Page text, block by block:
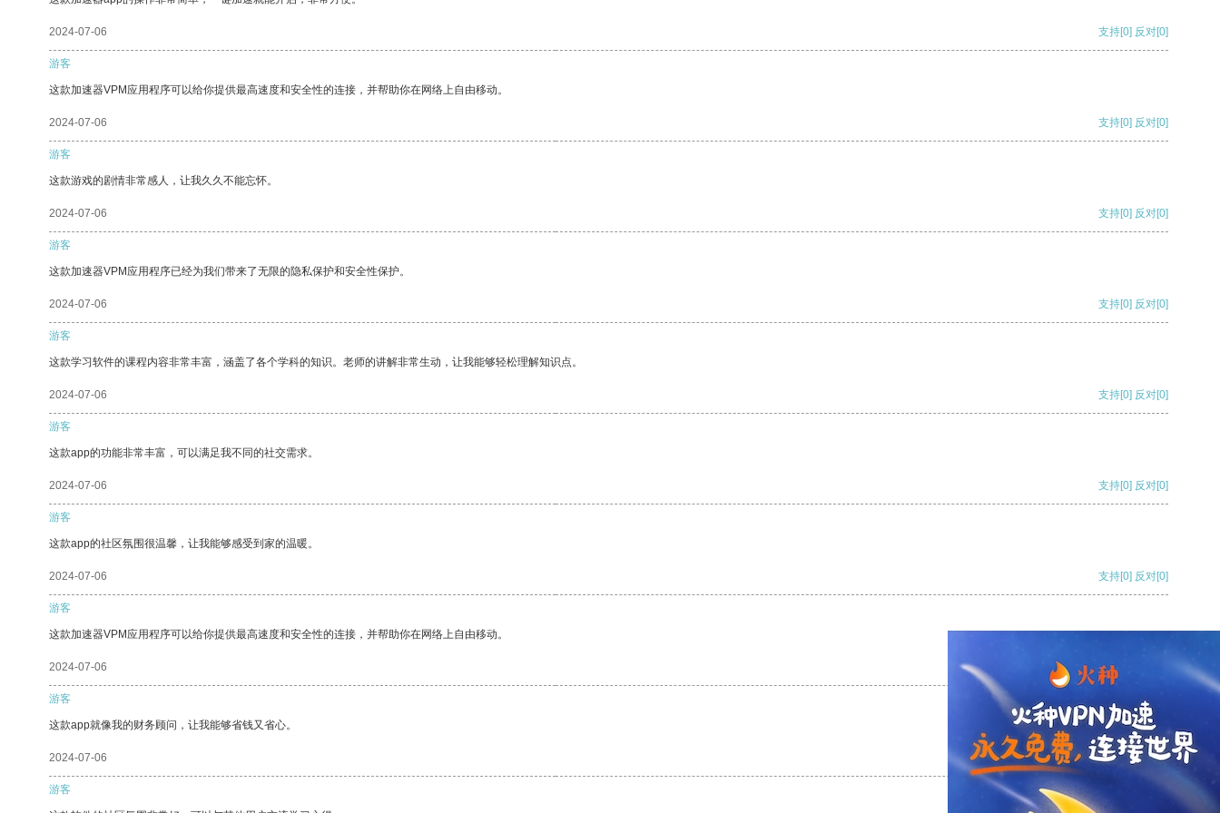
2024-07-06 支持[0] 反对[0]
游客
这款加速器VPM应用程序可以给你提供最高速度和安全性的连接，并帮助你在网络上自由移动。
2024-07-06 支持[0] 反对[0]
游客
这款游戏的剧情非常感人，让我久久不能忘怀。
2024-07-06 支持[0] 反对[0]
游客
这款加速器VPM应用程序已经为我们带来了无限的隐私保护和安全性保护。
2024-07-06 支持[0] 反对[0]
游客
这款学习软件的课程内容非常丰富，涵盖了各个学科的知识。老师的讲解非常生动，让我能够轻松理解知识点。
2024-07-06 支持[0] 反对[0]
游客
这款app的功能非常丰富，可以满足我不同的社交需求。
2024-07-06 支持[0] 反对[0]
游客
这款app的社区氛围很温馨，让我能够感受到家的温暖。
2024-07-06 支持[0] 反对[0]
游客
这款加速器VPM应用程序可以给你提供最高速度和安全性的连接，并帮助你在网络上自由移动。
2024-07-06 支持
游客
这款app就像我的财务顾问，让我能够省钱又省心。
2024-07-06 支持[0] 反对[0]
游客